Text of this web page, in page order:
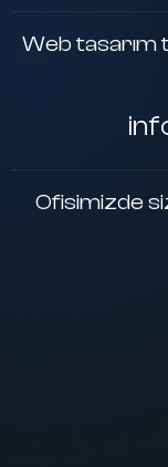
Web tasarım
Ofisimizde